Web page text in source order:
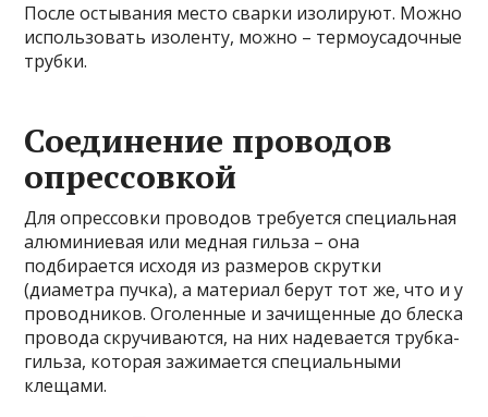
После остывания место сварки изолируют. Можно
использовать изоленту, можно – термоусадочные
трубки.
Соединение проводов
опрессовкой
Для опрессовки проводов требуется специальная
алюминиевая или медная гильза – она
подбирается исходя из размеров скрутки
(диаметра пучка), а материал берут тот же, что и у
проводников. Оголенные и зачищенные до блеска
провода скручиваются, на них надевается трубка-
гильза, которая зажимается специальными
клещами.